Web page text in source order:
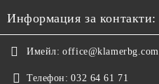
Информация за контакти:
Имейл: office@klamerbg.com
Телефон: 032 64 61 71